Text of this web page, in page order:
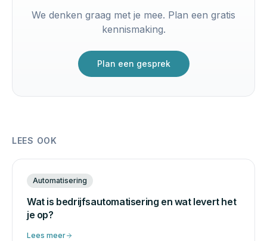
We denken graag met je mee. Plan een gratis
kennismaking.
Plan een gesprek
LEES OOK
Automatisering
Wat is bedrijfsautomatisering en wat levert het
je op?
Lees meer